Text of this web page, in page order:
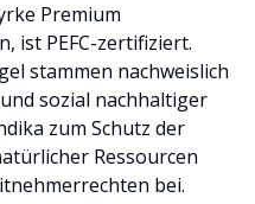
Premium
ist PEFC-zertifiziert.
stammen nachweislich
sozial nachhaltiger
zum Schutz der
Ressourcen
bei.